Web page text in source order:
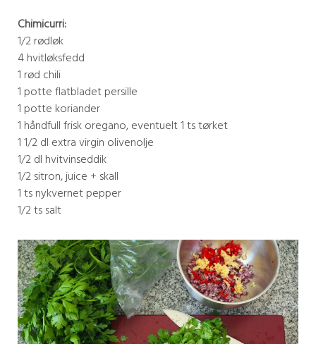
Chimicurri:
1/2 rødløk
4 hvitløksfedd
1 rød chili
1 potte flatbladet persille
1 potte koriander
1 håndfull frisk oregano, eventuelt 1 ts tørket
1 1/2 dl extra virgin olivenolje
1/2 dl hvitvinseddik
1/2 sitron, juice + skall
1 ts nykvernet pepper
1/2 ts salt